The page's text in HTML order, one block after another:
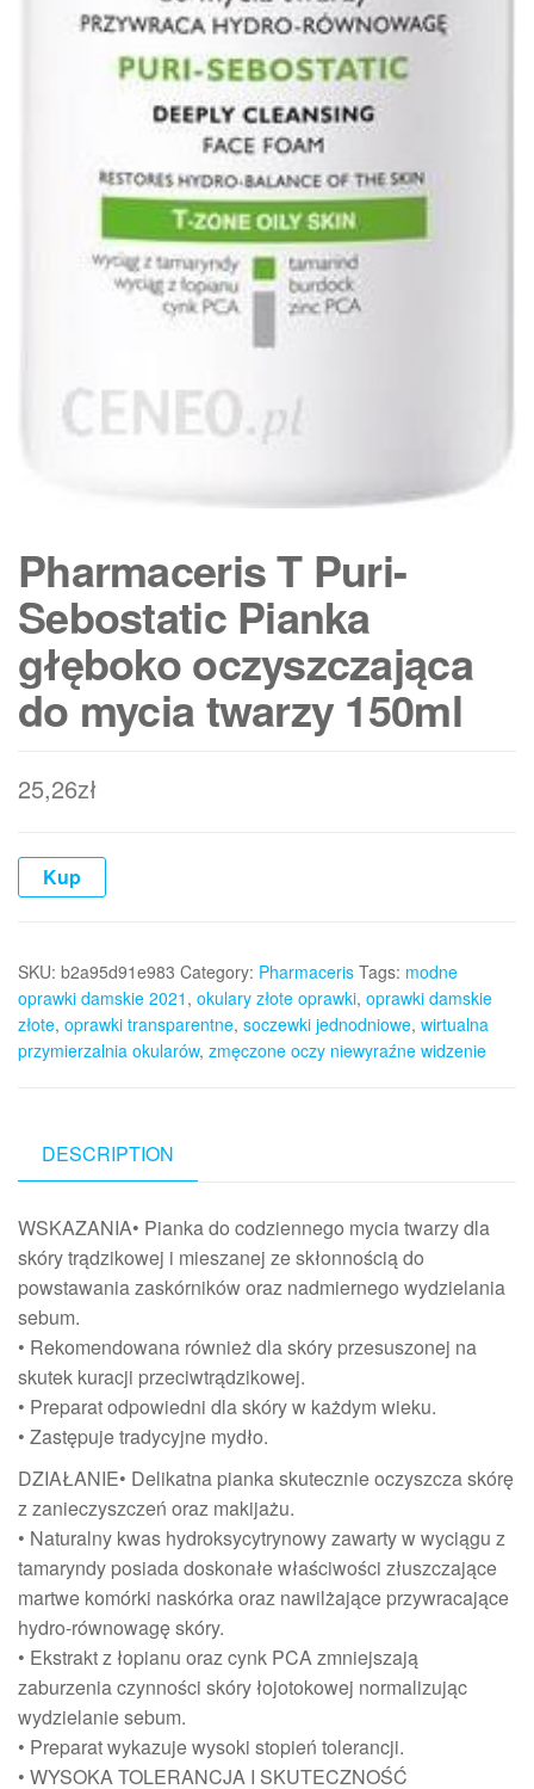
Pharmaceris T Puri-
Sebostatic Pianka
głęboko oczyszczająca
do mycia twarzy 150ml
25,26zł
Kup
SKU: b2a95d91e983 Category: Pharmaceris Tags: modne
oprawki damskie 2021 , okulary złote oprawki, oprawki damskie
złote, oprawki transparentne, soczewki jednodniowe, wirtualna
przymierzalnia okularów, zmęczone oczy niewyraźne widzenie
DESCRIPTION
WSKAZANIA• Pianka do codziennego mycia twarzy dla
skóry trądzikowej i mieszanej ze skłonnością do
powstawania zaskórników oraz nadmiernego wydzielania
sebum.
• Rekomendowana również dla skóry przesuszonej na
skutek kuracji przeciwtrądzikowej.
• Preparat odpowiedni dla skóry w każdym wieku.
• Zastępuje tradycyjne mydło.
DZIAŁANIE• Delikatna pianka skutecznie oczyszcza skórę
z zanieczyszczeń oraz makijażu.
• Naturalny kwas hydroksycytrynowy zawarty w wyciągu z
tamaryndy posiada doskonałe właściwości złuszczające
martwe komórki naskórka oraz nawilżające przywracające
hydro-równowagę skóry.
• Ekstrakt z łopianu oraz cynk PCA zmniejszają
zaburzenia czynności skóry łojotokowej normalizując
wydzielanie sebum.
• Preparat wykazuje wysoki stopień tolerancji.
• WYSOKA TOLERANCJA I SKUTECZNOŚĆ